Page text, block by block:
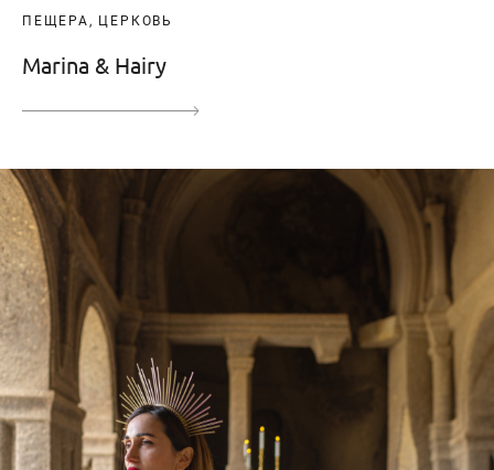
ПЕЩЕРА, ЦЕРКОВЬ
Marina & Hairy